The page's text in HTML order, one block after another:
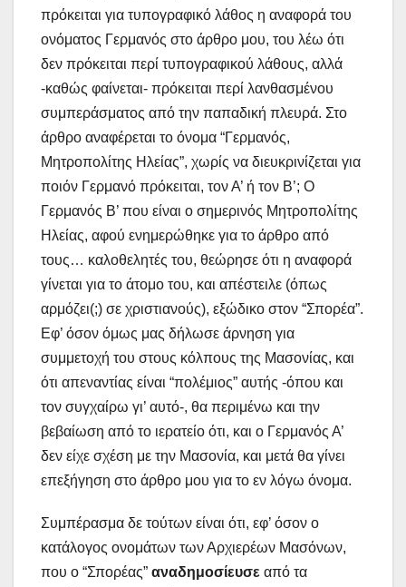
πρόκειται για τυπογραφικό λάθος η αναφορά του
ονόματος Γερμανός στο άρθρο μου, του λέω ότι
δεν πρόκειται περί τυπογραφικού λάθους, αλλά
-καθώς φαίνεται- πρόκειται περί λανθασμένου
συμπεράσματος από την παπαδική πλευρά. Στο
άρθρο αναφέρεται το όνομα “Γερμανός,
Μητροπολίτης Ηλείας”, χωρίς να διευκρινίζεται για
ποιόν Γερμανό πρόκειται, τον Α’ ή τον Β’; Ο
Γερμανός Β’ που είναι ο σημερινός Μητροπολίτης
Ηλείας, αφού ενημερώθηκε για το άρθρο από
τους… καλοθελητές του, θεώρησε ότι η αναφορά
γίνεται για το άτομο του, και απέστειλε (όπως
αρμόζει(;) σε χριστιανούς), εξώδικο στον “Σπορέα”.
Εφ’ όσον όμως μας δήλωσε άρνηση για
συμμετοχή του στους κόλπους της Μασονίας, και
ότι απεναντίας είναι “πολέμιος” αυτής -όπου και
τον συγχαίρω γι’ αυτό-, θα περιμένω και την
βεβαίωση από το ιερατείο ότι, και ο Γερμανός Α’
δεν είχε σχέση με την Μασονία, και μετά θα γίνει
επεξήγηση στο άρθρο μου για το εν λόγω όνομα.
Συμπέρασμα δε τούτων είναι ότι, εφ’ όσον ο
κατάλογος ονομάτων των Αρχιερέων Μασόνων,
που ο “Σπορέας” αναδημοσίευσε από τα